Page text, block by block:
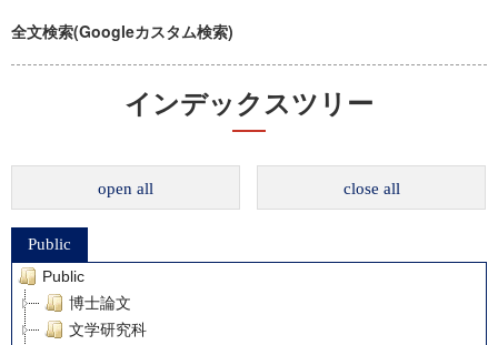
全文検索(Googleカスタム検索)
インデックスツリー
open all close all
Public
Public
博士論文
文学研究科